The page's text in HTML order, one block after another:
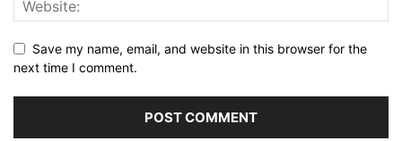
Save my name, email, and website in this browser for the
next time I comment.